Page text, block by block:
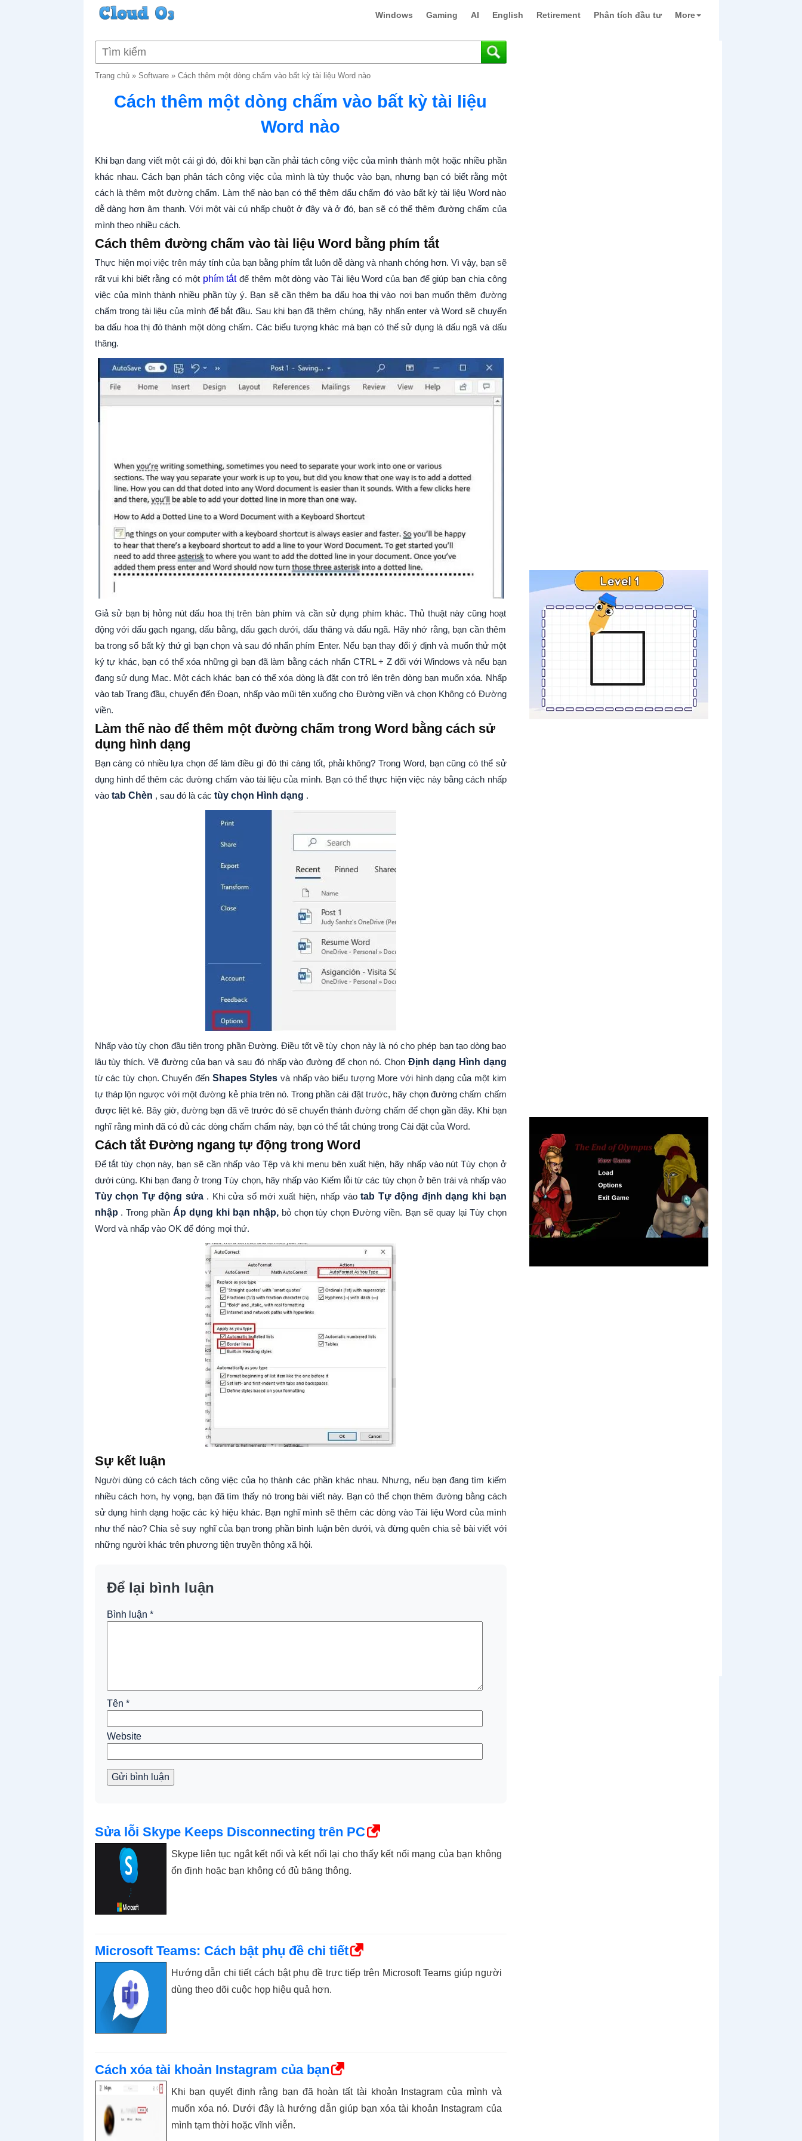
Windows Gaming AI English Retirement Phân tích đầu tư More
Trang chủ» Software» Cách thêm một dòng chấm vào bất kỳ tài liệu Word nào
Cách thêm một dòng chấm vào bất kỳ tài liệu
Word nào
Khi bạn đang viết một cái gì đó, đôi khi bạn cần phải tách công việc của mình thành một hoặc nhiều phần
khác nhau. Cách bạn phân tách công việc của mình là tùy thuộc vào bạn, nhưng bạn có biết rằng một
cách là thêm một đường chấm. Làm thế nào bạn có thể thêm dấu chấm đó vào bất kỳ tài liệu Word nào
dễ dàng hơn âm thanh. Với một vài cú nhấp chuột ở đây và ở đó, bạn sẽ có thể thêm đường chấm của
mình theo nhiều cách.
Cách thêm đường chấm vào tài liệu Word bằng phím tắt
Thực hiện mọi việc trên máy tính của bạn bằng phím tắt luôn dễ dàng và nhanh chóng hơn. Vì vậy, bạn sẽ
rất vui khi biết rằng có một phím tắtđể thêm một dòng vào Tài liệu Word của bạn để giúp bạn chia công
việc của mình thành nhiều phần tùy ý. Bạn sẽ cần thêm ba dấu hoa thị vào nơi bạn muốn thêm đường
chấm trong tài liệu của mình để bắt đầu. Sau khi bạn đã thêm chúng, hãy nhấn enter và Word sẽ chuyển
ba dấu hoa thị đó thành một dòng chấm. Các biểu tượng khác mà bạn có thể sử dụng là dấu ngã và dấu
thăng.
Giả sử bạn bị hỏng nút dấu hoa thị trên bàn phím và cần sử dụng phím khác. Thủ thuật này cũng hoạt
động với dấu gạch ngang, dấu bằng, dấu gạch dưới, dấu thăng và dấu ngã. Hãy nhớ rằng, bạn cần thêm
ba trong số bất kỳ thứ gì bạn chọn và sau đó nhấn phím Enter. Nếu bạn thay đổi ý định và muốn thử một
ký tự khác, bạn có thể xóa những gì bạn đã làm bằng cách nhấn CTRL + Z đối với Windows và nếu bạn
đang sử dụng Mac. Một cách khác bạn có thể xóa dòng là đặt con trỏ lên trên dòng bạn muốn xóa. Nhấp
vào tab Trang đầu, chuyển đến Đoạn, nhấp vào mũi tên xuống cho Đường viền và chọn Không có Đường
viền.
Làm thế nào để thêm một đường chấm trong Word bằng cách sử
dụng hình dạng
Bạn càng có nhiều lựa chọn để làm điều gì đó thì càng tốt, phải không? Trong Word, bạn cũng có thể sử
dụng hình để thêm các đường chấm vào tài liệu của mình. Bạn có thể thực hiện việc này bằng cách nhấp
vào tab Chèn , sau đó là các tùy chọn Hình dạng .
Nhấp vào tùy chọn đầu tiên trong phần Đường. Điều tốt về tùy chọn này là nó cho phép bạn tạo dòng bao
lâu tùy thích. Vẽ đường của bạn và sau đó nhấp vào đường để chọn nó. ChọnĐịnh dạng Hình dạng
từ các tùy chọn. Chuyển đến Shapes Styles và nhấp vào biểu tượng More với hình dạng của một kim
tự tháp lộn ngược với một đường kẻ phía trên nó. Trong phần cài đặt trước, hãy chọn đường chấm chấm
được liệt kê. Bây giờ, đường bạn đã vẽ trước đó sẽ chuyển thành đường chấm để chọn gần đây. Khi bạn
nghĩ rằng mình đã có đủ các dòng chấm chấm này, bạn có thể tắt chúng trong Cài đặt của Word.
Cách tắt Đường ngang tự động trong Word
Để tắt tùy chọn này, bạn sẽ cần nhấp vào Tệp và khi menu bên xuất hiện, hãy nhấp vào nút Tùy chọn ở
dưới cùng. Khi bạn đang ở trong Tùy chọn, hãy nhấp vào Kiểm lỗi từ các tùy chọn ở bên trái và nhấp vào
Tùy chọn Tự động sửa. Khi cửa sổ mới xuất hiện, nhấp vàotab Tự động định dạng khi bạn
nhập . Trong phầnÁp dụng khi bạn nhập,bỏ chọn tùy chọn Đường viền. Bạn sẽ quay lại Tùy chọn
Word và nhấp vào OK để đóng mọi thứ.
Sự kết luận
Người dùng có cách tách công việc của họ thành các phần khác nhau. Nhưng, nếu bạn đang tìm kiếm
nhiều cách hơn, hy vọng, bạn đã tìm thấy nó trong bài viết này. Bạn có thể chọn thêm đường bằng cách
sử dụng hình dạng hoặc các ký hiệu khác. Bạn nghĩ mình sẽ thêm các dòng vào Tài liệu Word của mình
như thế nào? Chia sẻ suy nghĩ của bạn trong phần bình luận bên dưới, và đừng quên chia sẻ bài viết với
những người khác trên phương tiện truyền thông xã hội.
Để lại bình luận
Bình luận *
Tên *
Website
Gửi bình luận
Sửa lỗi Skype Keeps Disconnecting trên PC
Skype liên tục ngắt kết nối và kết nối lại cho thấy kết nối mạng của bạn không
ổn định hoặc bạn không có đủ băng thông.
Microsoft Teams: Cách bật phụ đề chi tiết
Hướng dẫn chi tiết cách bật phụ đề trực tiếp trên Microsoft Teams giúp người
dùng theo dõi cuộc họp hiệu quả hơn.
Cách xóa tài khoản Instagram của bạn
Khi bạn quyết định rằng bạn đã hoàn tất tài khoản Instagram của mình và
muốn xóa nó. Dưới đây là hướng dẫn giúp bạn xóa tài khoản Instagram của
mình tạm thời hoặc vĩnh viễn.